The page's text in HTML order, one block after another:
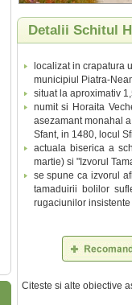
Detalii Schitul
localizat in crapatura
municipiul Piatra-
situat la aproximativ
numit si Horaita
asezamant monahal
Sfant, in 1480, locul
actuala biserica a
martie) si "Izvorul
se spune ca izvorul
tamaduirii bolilor
rugaciunilor
Citeste si alte obiective